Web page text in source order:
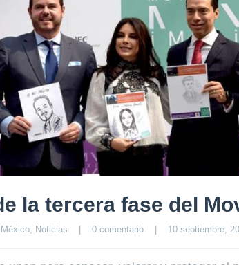
la tercera fase del
, Noticias 0 comentario 10 septiembre,